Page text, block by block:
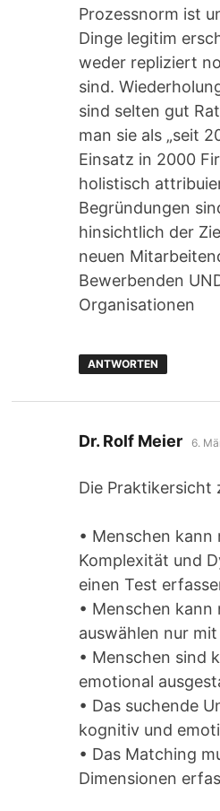
Prozessnorm ist
Dinge legitim
weder repliziert
sind.
sind selten gut
man sie als „seit
Einsatz in 2000
holistisch
Begründungen
hinsichtlich der
neuen
Bewerbenden
Organisationen
ANTWORTEN
Dr. Rolf Meier 6.
Die Praktikersicht
• Menschen kann
Komplexität und
einen Test
• Menschen kann
auswählen nur
• Menschen sind
emotional
• Das suchende
kognitiv und
• Das Matching
Dimensionen